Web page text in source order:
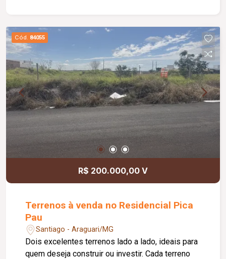
Cód. 84055
R$ 200.000,00 V
Terrenos à venda no Residencial Pica
Pau
Santiago - Araguari/MG
Dois excelentes terrenos lado a lado, ideais para
quem deseja construir ou investir. Cada terreno